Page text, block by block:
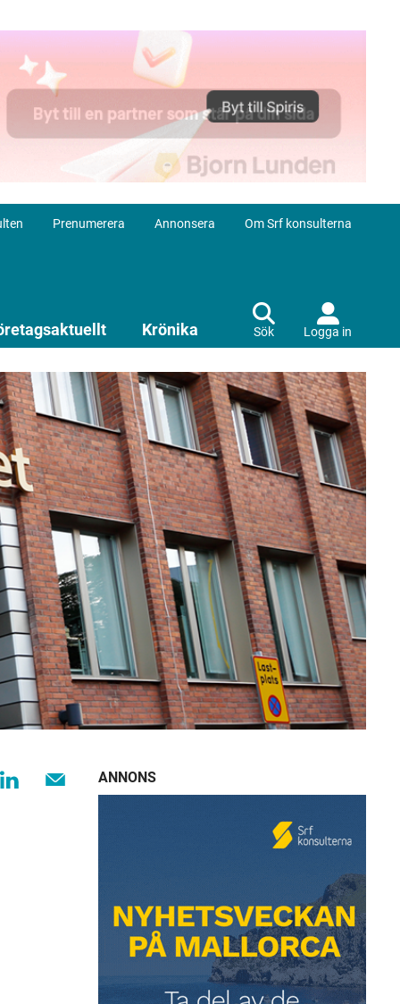
Prenumerera Annonsera Om Srf konsulterna
Krönika Sök Logga in
ANNONS